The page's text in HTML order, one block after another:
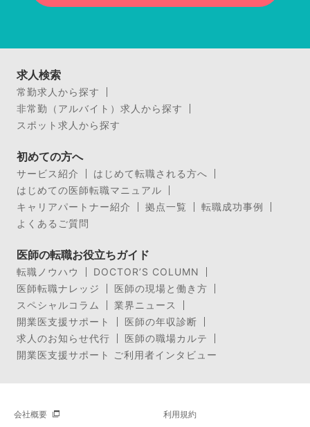
求人検索
常勤求人から探す
非常勤（アルバイト）求人から探す
スポット求人から探す
初めての方へ
サービス紹介
はじめて転職される方へ
はじめての医師転職マニュアル
キャリアパートナー紹介
拠点一覧
転職成功事例
よくあるご質問
医師の転職お役立ちガイド
転職ノウハウ
DOCTOR’S COLUMN
医師転職ナレッジ
医師の現場と働き方
スペシャルコラム
業界ニュース
開業医支援サポート
医師の年収診断
求人のお知らせ代行
医師の職場カルテ
開業医支援サポート ご利用者インタビュー
会社概要 利用規約